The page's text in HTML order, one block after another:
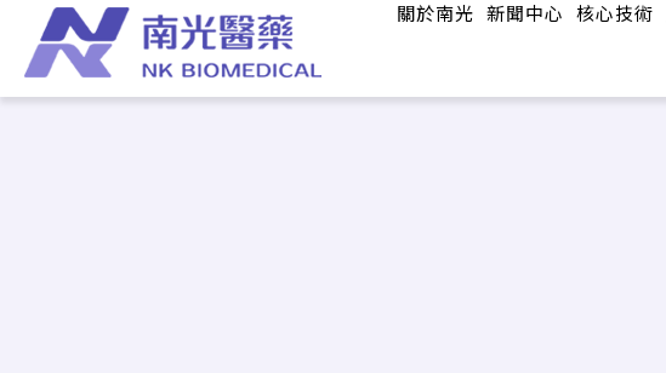
關於南光 新聞中心 核心技術